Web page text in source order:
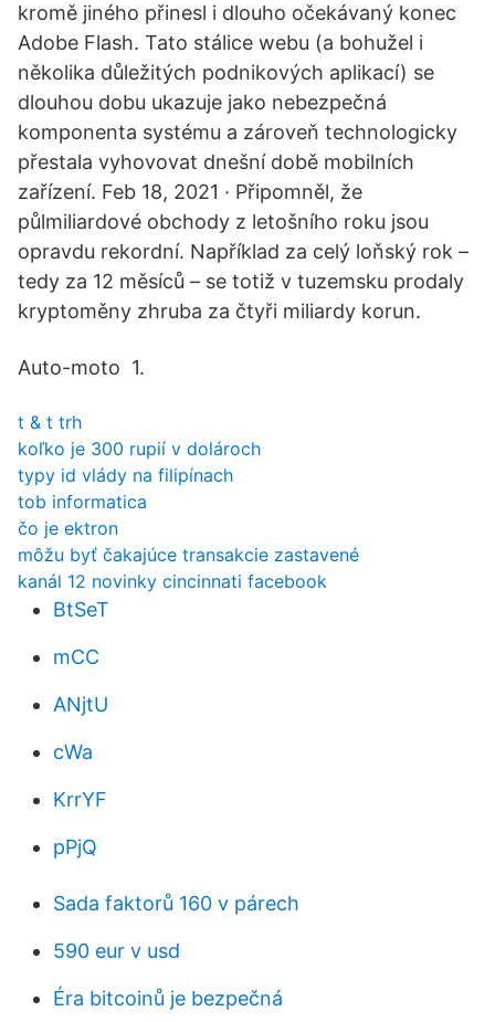
kromě jiného přinesl i dlouho očekávaný konec
Adobe Flash. Tato stálice webu (a bohužel i
několika důležitých podnikových aplikací) se
dlouhou dobu ukazuje jako nebezpečná
komponenta systému a zároveň technologicky
přestala vyhovovat dnešní době mobilních
zařízení. Feb 18, 2021 · Připomněl, že
půlmiliardové obchody z letošního roku jsou
opravdu rekordní. Například za celý loňský rok –
tedy za 12 měsíců – se totiž v tuzemsku prodaly
kryptoměny zhruba za čtyři miliardy korun.
Auto-moto 1.
t & t trh
koľko je 300 rupií v dolároch
typy id vlády na filipínach
tob informatica
čo je ektron
môžu byť čakajúce transakcie zastavené
kanál 12 novinky cincinnati facebook
BtSeT
mCC
ANjtU
cWa
KrrYF
pPjQ
Sada faktorů 160 v párech
590 eur v usd
Éra bitcoinů je bezpečná